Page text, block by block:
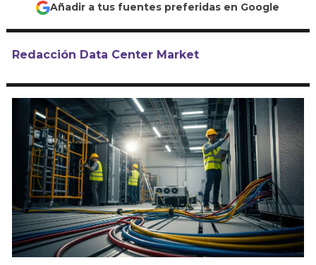
Añadir a tus fuentes preferidas en Google
Redacción Data Center Market